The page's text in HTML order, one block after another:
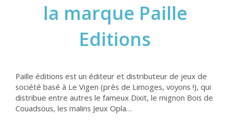
la marque Paille
Editions
Paille éditions est un éditeur et distributeur de jeux de
société basé à Le Vigen (près de Limoges, voyons !), qui
distribue entre autres le fameux Dixit, le mignon Bois de
Couadsous, les malins Jeux Opla…